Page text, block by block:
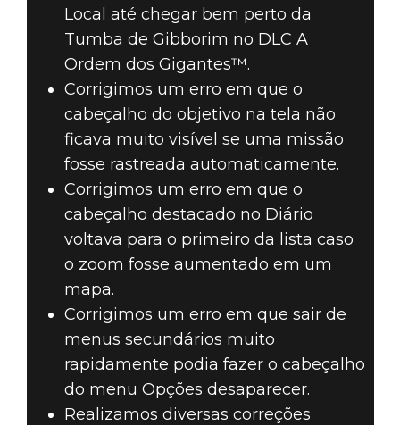
Local até chegar bem perto da
Tumba de Gibborim no DLC A
Ordem dos Gigantes™.
Corrigimos um erro em que o
cabeçalho do objetivo na tela não
ficava muito visível se uma missão
fosse rastreada automaticamente.
Corrigimos um erro em que o
cabeçalho destacado no Diário
voltava para o primeiro da lista caso
o zoom fosse aumentado em um
mapa.
Corrigimos um erro em que sair de
menus secundários muito
rapidamente podia fazer o cabeçalho
do menu Opções desaparecer.
Realizamos diversas correções